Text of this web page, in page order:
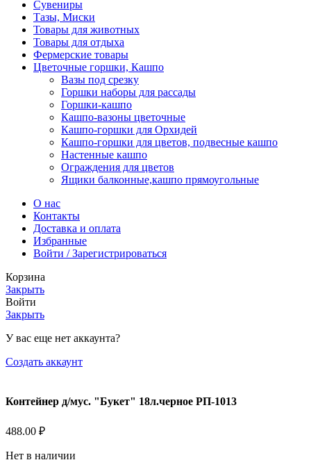
Сувениры
Тазы, Миски
Товары для животных
Товары для отдыха
Фермерские товары
Цветочные горшки, Кашпо
Вазы под срезку
Горшки наборы для рассады
Горшки-кашпо
Кашпо-вазоны цветочные
Кашпо-горшки для Орхидей
Кашпо-горшки для цветов, подвесные кашпо
Настенные кашпо
Ограждения для цветов
Ящики балконные,кашпо прямоугольные
О нас
Контакты
Доставка и оплата
Избранные
Войти / Зарегистрироваться
Корзина
Закрыть
Войти
Закрыть
У вас еще нет аккаунта?
Создать аккаунт
Контейнер д/мус. "Букет" 18л.черное РП-1013
488.00 ₽
Нет в наличии